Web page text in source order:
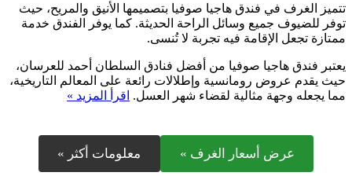
تتميز الغرف في فندق هاجيا صوفيا بتصميمها الأنيق والمريح، حيث
توفر للضيوف جميع وسائل الراحة الحديثة. كما يوفر الفندق خدمة
ممتازة تجعل الإقامة فيه تجربة لا تُنسى.
يعتبر فندق هاجيا صوفيا من أفضل فنادق السلطان أحمد للعرسان،
حيث يقدم عروض رومانسية وإطلالات رائعة على المعالم التاريخية،
مما يجعله وجهة مثالية لقضاء شهر العسل. اقرأ المزيد »
عرض أسعار الغرف » معلومات أكثر »